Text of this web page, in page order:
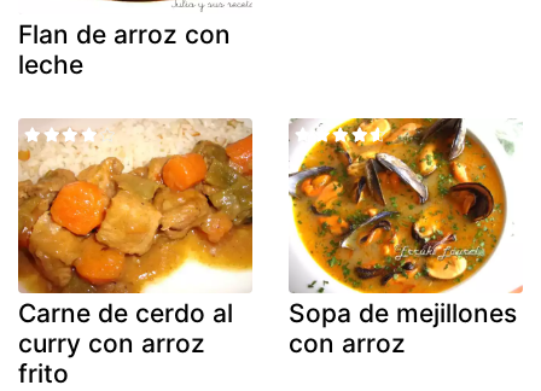
Flan de arroz con
leche
Carne de cerdo al
curry con arroz
frito
Sopa de mejillones
con arroz